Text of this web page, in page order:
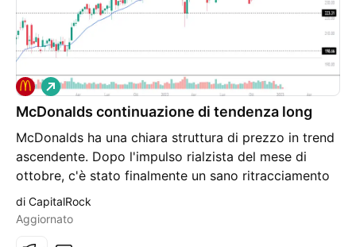
McDonalds continuazione di tendenza long
McDonalds ha una chiara struttura di prezzo in trend
ascendente. Dopo l'impulso rialzista del mese di
ottobre, c'è stato finalmente un sano ritracciamento
verso la ema20 sul timeframe settimanale. Proprio in
corrispondenza di questo valore medio, c'è stata una
L
o
n
di CapitalRock
Aggiornato